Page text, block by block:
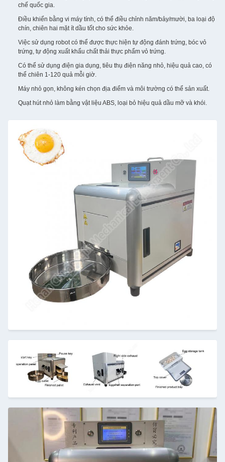
chế quốc gia.
Điều khiển bằng vi máy tính, có thể điều chỉnh năm/bảy/mười, ba loại độ
chín, chiên hai mặt ít dầu tốt cho sức khỏe.
Việc sử dụng robot có thể được thực hiện tự động đánh trứng, bóc vỏ
trứng, tự động xuất khẩu chất thải thực phẩm vỏ trứng.
Có thể sử dụng điện gia dụng, tiêu thụ điện năng nhỏ, hiệu quả cao, có
thể chiên 1-120 quả mỗi giờ.
Máy nhỏ gọn, không kén chọn địa điểm và môi trường có thể sản xuất.
Quạt hút nhỏ làm bằng vật liệu ABS, loại bỏ hiệu quả dầu mỡ và khói.